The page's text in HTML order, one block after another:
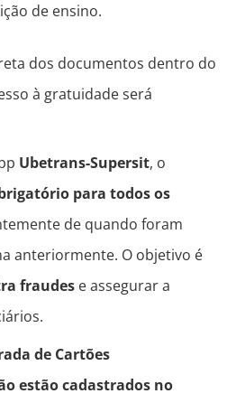
de ensino.
dos documentos dentro do
à gratuidade será
Ubetrans-Supersit, o
para todos os
de quando foram
anteriormente. O objetivo é
fraudes e assegurar a
de Cartões
estão cadastrados no